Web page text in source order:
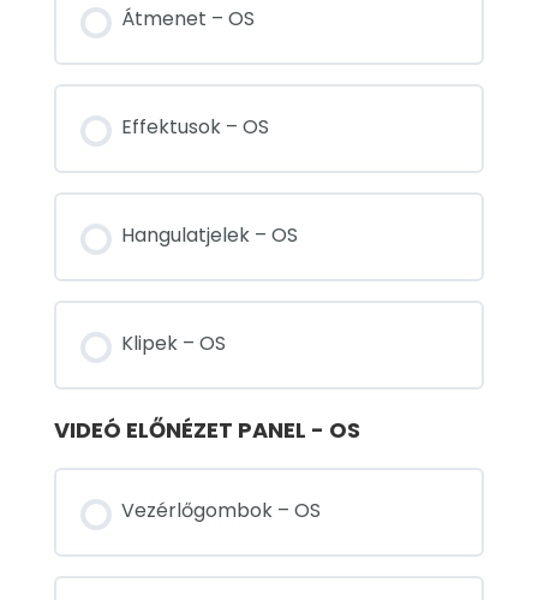
Átmenet – OS
Effektusok – OS
Hangulatjelek – OS
Klipek – OS
VIDEÓ ELŐNÉZET PANEL - OS
Vezérlőgombok – OS